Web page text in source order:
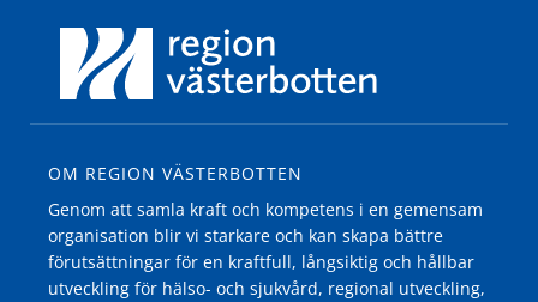
OM REGION VÄSTERBOTTEN
Genom att samla kraft och kompetens i en gemensam
organisation blir vi starkare och kan skapa bättre
förutsättningar för en kraftfull, långsiktig och hållbar
utveckling för hälso- och sjukvård, regional utveckling,